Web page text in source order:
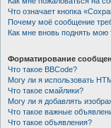
Что означает кнопка
Почему моё сообщение
Как мне вновь поднять мою
Форматирование
Что такое BBCode?
Могу ли я использовать
Что такое смайлики?
Могу ли я добавлять
Что такое важные
Что такое объявления?